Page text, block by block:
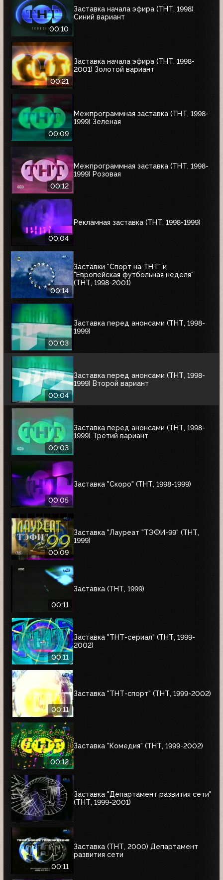
00:10
Заставка начала эфира (ТНТ, 1998)
Синий вариант
00:21
Заставка начала эфира (ТНТ, 1998-
2001) Золотой вариант
00:09
Межпрограммная заставка (ТНТ, 1998-
1999) Зеленая
00:12
Межпрограммная заставка (ТНТ, 1998-
1999) Розовая
00:04
Рекламная заставка (ТНТ, 1998-1999)
00:14
Заставки "Спорт на ТНТ" и
"Европейская футбольная неделя"
(ТНТ, 1998-2001)
00:03
Заставка перед анонсами (ТНТ, 1998-
1999)
00:04
Заставка перед анонсами (ТНТ, 1998-
1999) Второй вариант
00:03
Заставка перед анонсами (ТНТ, 1998-
1999) Третий вариант
00:05
Заставка "Скоро" (ТНТ, 1998-1999)
00:09
Заставка "Лауреат "ТЭФИ-99" (ТНТ,
1999)
00:11
Заставка (ТНТ, 1999)
00:11
Заставка "ТНТ-сериал" (ТНТ, 1999-
2002)
00:11
Заставка "ТНТ-спорт" (ТНТ, 1999-2002)
00:12
Заставка "Комедия" (ТНТ, 1999-2002)
Заставка "Департамент развития сети"
(ТНТ, 1999-2001)
00:11
Заставка (ТНТ, 2000) Департамент
развития сети